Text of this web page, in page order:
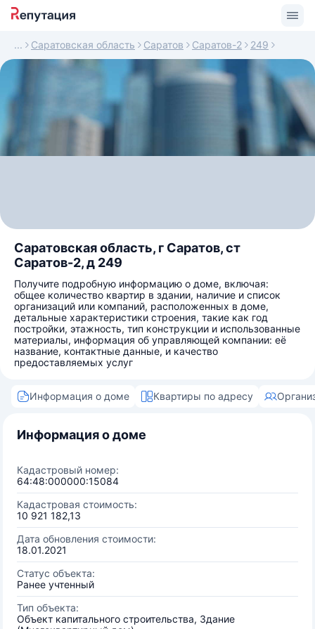
Саратовская область Саратов Саратов-2 249
Саратовская область, г Саратов, ст
Саратов-2, д 249
Получите подробную информацию о доме, включая:
общее количество квартир в здании, наличие и список
организаций или компаний, расположенных в доме,
детальные характеристики строения, такие как год
постройки, этажность, тип конструкции и использованные
материалы, информация об управляющей компании: её
название, контактные данные, и качество
предоставляемых услуг
Информация о доме Квартиры по адресу
Информация о доме
Кадастровый номер:
64:48:000000:15084
Кадастровая стоимость:
10 921 182,13
Дата обновления стоимости:
18.01.2021
Статус объекта:
Ранее учтенный
Тип объекта:
Объект капитального строительства, Здание